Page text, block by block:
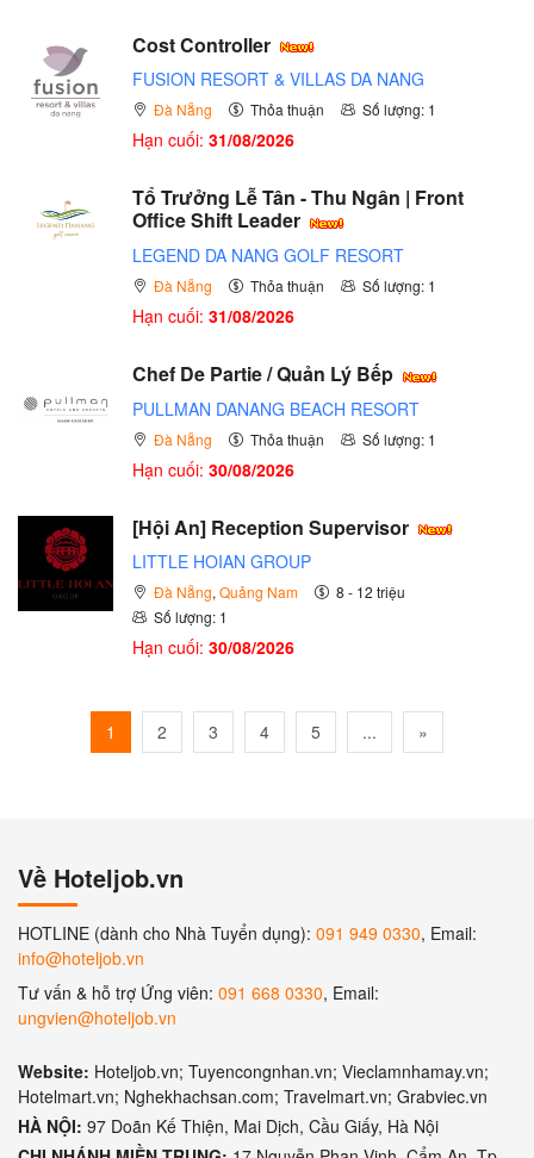
Cost Controller
FUSION RESORT & VILLAS DA NANG
Đà Nẵng Thỏa thuận Số lượng: 1
Hạn cuối: 31/08/2026
Tổ Trưởng Lễ Tân - Thu Ngân | Front
Office Shift Leader
LEGEND DA NANG GOLF RESORT
Đà Nẵng Thỏa thuận Số lượng: 1
Hạn cuối: 31/08/2026
Chef De Partie / Quản Lý Bếp
PULLMAN DANANG BEACH RESORT
Đà Nẵng Thỏa thuận Số lượng: 1
Hạn cuối: 30/08/2026
[Hội An] Reception Supervisor
LITTLE HOIAN GROUP
Đà Nẵng, Quảng Nam
8 - 12 triệu
Số lượng: 1
Hạn cuối: 30/08/2026
1 2 3 4 5 ... »
Về Hoteljob.vn
HOTLINE (dành cho Nhà Tuyển dụng): 091 949 0330, Email:
info@hoteljob.vn
Tư vấn & hỗ trợ Ứng viên: 091 668 0330, Email:
ungvien@hoteljob.vn
Website: Hoteljob.vn; Tuyencongnhan.vn; Vieclamnhamay.vn;
Hotelmart.vn; Nghekhachsan.com; Travelmart.vn; Grabviec.vn
HÀ NỘI: 97 Doãn Kế Thiện, Mai Dịch, Cầu Giấy, Hà Nội